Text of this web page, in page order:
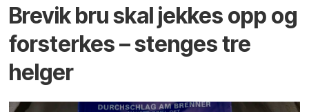
Brevik bru skal jekkes opp og
forsterkes – stenges tre
helger